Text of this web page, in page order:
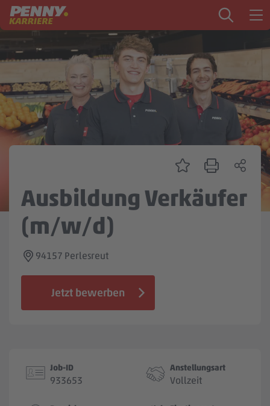
Zum Inhalt springen
Startseite
PENNY als Arbeitgeber
Ausbildung
Zentrale & Vertrieb
Mein Kandidat:innenprofil
Jobbörse
Ausbildung Verkäufer
(m/w/d)
94157 Perlesreut
Jetzt bewerben
Job-ID
933653
Anstellungsart
Vollzeit